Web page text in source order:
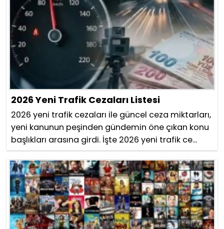
2026 Yeni Trafik Cezaları Listesi
2026 yeni trafik cezaları ile güncel ceza miktarları,
yeni kanunun peşinden gündemin öne çıkan konu
başlıkları arasına girdi. İşte 2026 yeni trafik ce...